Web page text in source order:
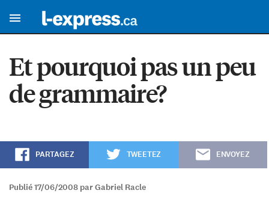
Et pourquoi pas un peu
de grammaire?
PARTAGEZ TWEETEZ ENVOYEZ
Publié 17/06/2008 par Gabriel Racle